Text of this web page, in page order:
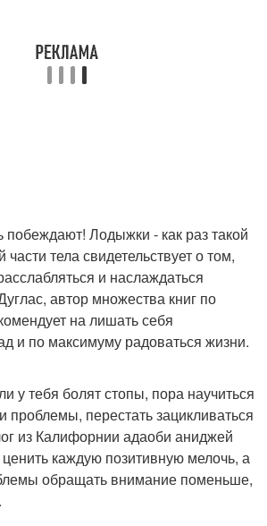
побеждают! Лодыжки - как раз такой
тела свидетельствует о том,
и наслаждаться
автор множества книг по
на лишать себя
и по максимуму радоваться жизни.
у тебя болят стопы, пора научиться
проблемы, перестать зацикливаться
из Калифорнии адаоби аниджей
ценить каждую позитивную мелочь, а
обращать внимание поменьше,